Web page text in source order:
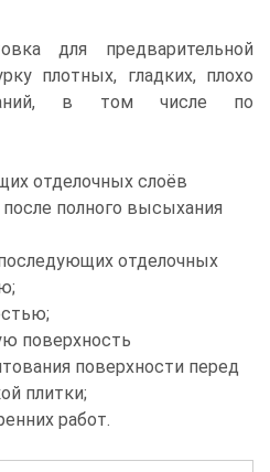
для предварительной
плотных, гладких, плохо
в том числе по
отделочных слоёв
полного высыхания
отделочных
поверхность
поверхности перед
плитки;
работ.